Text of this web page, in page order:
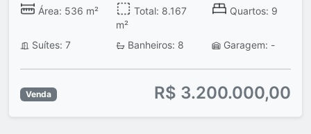
Área: 536 m²
Total: 8.167
m²
Quartos: 9
Suítes: 7 Banheiros: 8 Garagem: -
Venda R$ 3.200.000,00